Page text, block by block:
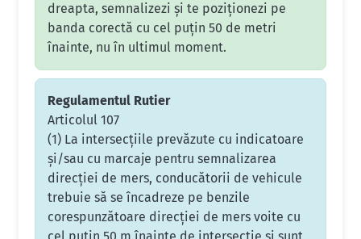
dreapta, semnalizezi și te poziționezi pe
banda corectă cu cel puțin 50 de metri
înainte, nu în ultimul moment.
Regulamentul Rutier
Articolul 107
(1) La intersecţiile prevăzute cu indicatoare
şi/sau cu marcaje pentru semnalizarea
direcţiei de mers, conducătorii de vehicule
trebuie să se încadreze pe benzile
corespunzătoare direcţiei de mers voite cu